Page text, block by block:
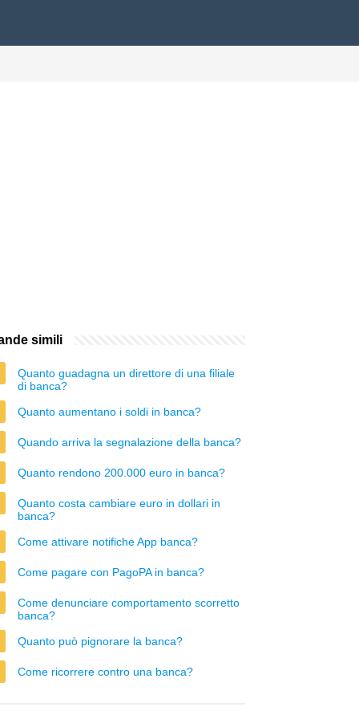
simili
Quanto guadagna un direttore di una filiale
di banca?
Quanto aumentano i soldi in banca?
Quando arriva la segnalazione della banca?
Quanto rendono 200.000 euro in banca?
Quanto costa cambiare euro in dollari in
banca?
Come attivare notifiche App banca?
Come pagare con PagoPA in banca?
Come denunciare comportamento scorretto
banca?
Quanto può pignorare la banca?
Come ricorrere contro una banca?